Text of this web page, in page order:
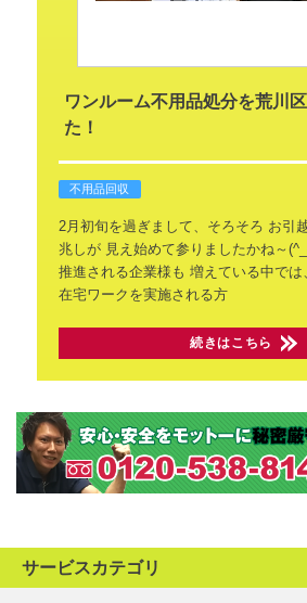
ワンルーム不用品処分を荒川
た！
不用品回収
2月初旬を過ぎまして、そろそろ お引
兆しが見え始めて参りましたかね～
推進される企業様も 増えている中では
在宅ワークを実施される方
続きはこちら
サービスカテゴリ